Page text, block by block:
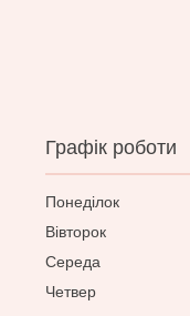
Графік роботи
Понеділок
Вівторок
Середа
Четвер